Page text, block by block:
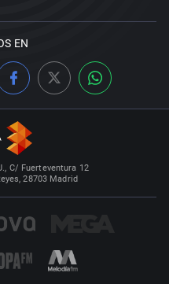
EN
C/ Fuerteventura 12
28703 Madrid